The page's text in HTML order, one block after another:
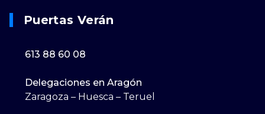
Puertas Verán
613 88 60 08
Delegaciones en Aragón
Zaragoza – Huesca – Teruel